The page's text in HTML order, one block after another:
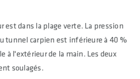
est dans la plage verte. La pression
tunnel carpien est inférieure à 40 %
à l'extérieur de la main. Les deux
soulagés.